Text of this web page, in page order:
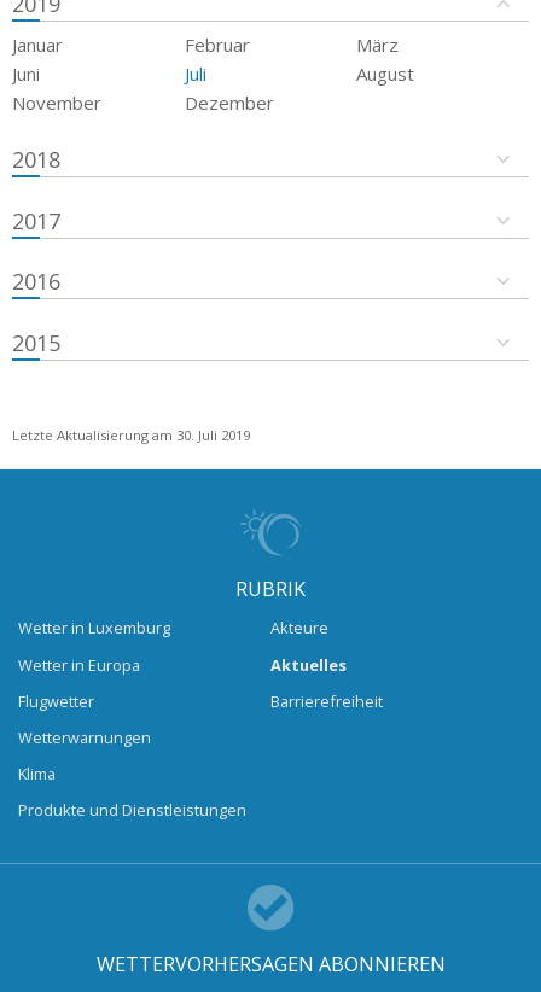
Januar Februar
März
Juni
Juli
August
November
Dezember
2018
2017
2016
2015
Letzte Aktualisierung am 30. Juli 2019
RUBRIK
Wetter in Luxemburg
Wetter in Europa
Flugwetter
Wetterwarnungen
Klima
Produkte und Dienstleistungen
Akteure
Aktuelles
Barrierefreiheit
WETTERVORHERSAGEN ABONNIEREN